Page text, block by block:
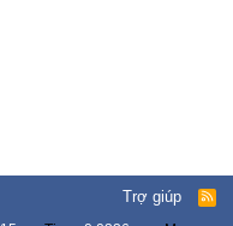
Trợ giúp
R